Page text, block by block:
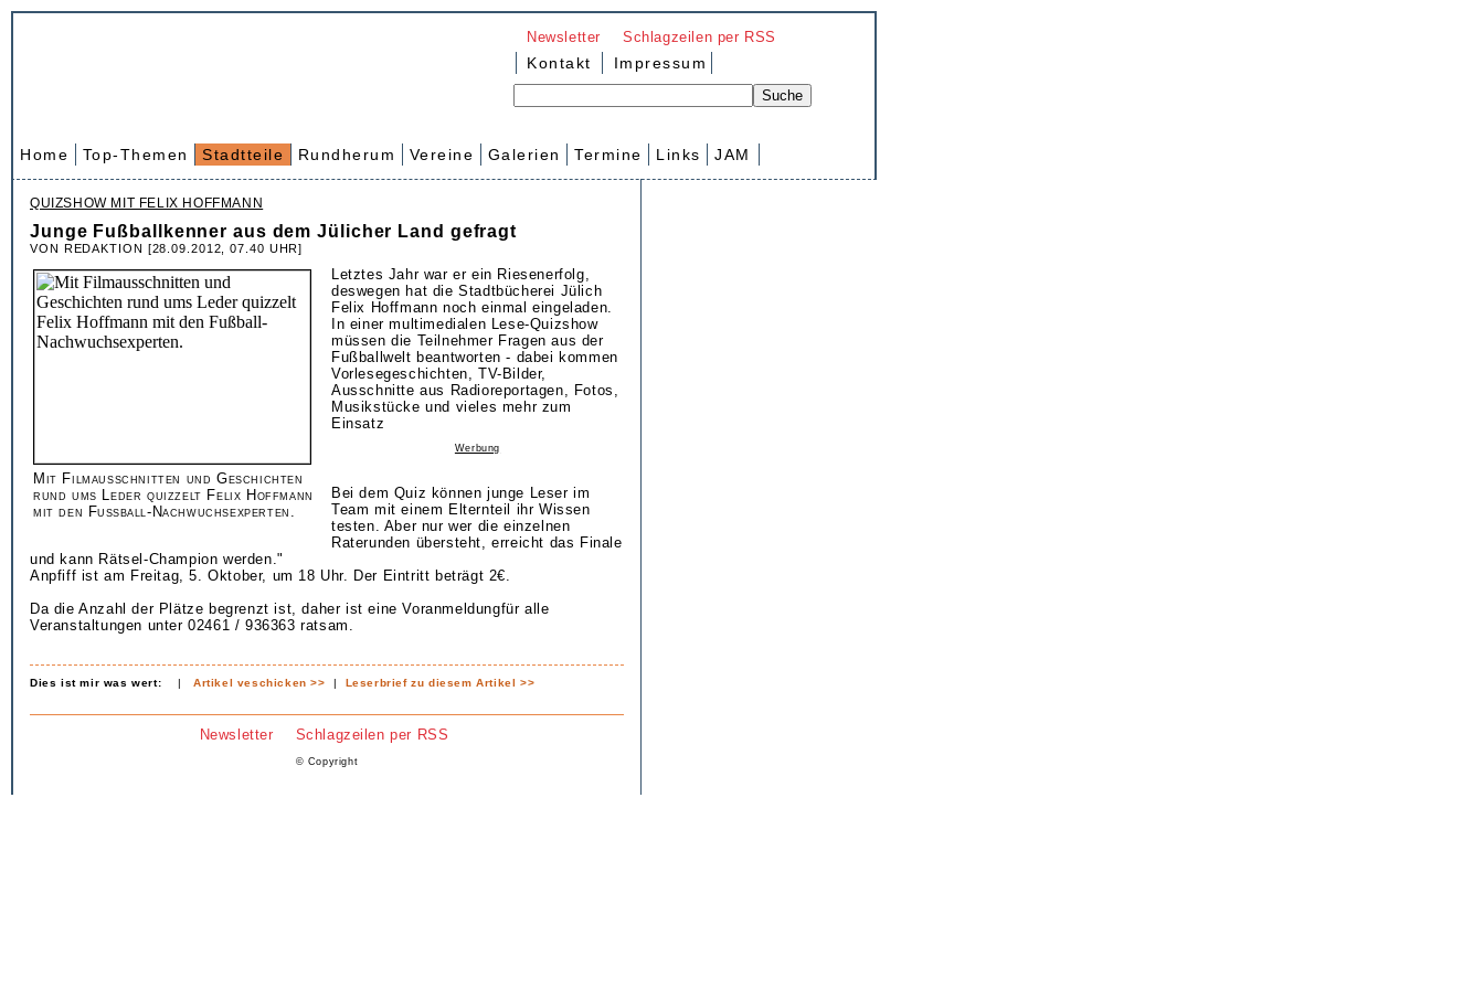
Newsletter Schlagzeilen per RSS
Kontakt Impressum
Home Top-Themen Stadtteile Rundherum Vereine Galerien Termine Links JAM
QUIZSHOW MIT FELIX HOFFMANN
Junge Fußballkenner aus dem Jülicher Land gefragt
VON REDAKTION [28.09.2012, 07.40 UHR]
Mit Filmausschnitten und Geschichten
rund ums Leder quizzelt Felix Hoffmann
mit den Fußball-Nachwuchsexperten.
Letztes Jahr war er ein Riesenerfolg,
deswegen hat die Stadtbücherei Jülich
Felix Hoffmann noch einmal eingeladen.
In einer multimedialen Lese-Quizshow
müssen die Teilnehmer Fragen aus der
Fußballwelt beantworten - dabei kommen
Vorlesegeschichten, TV-Bilder,
Ausschnitte aus Radioreportagen, Fotos,
Musikstücke und vieles mehr zum
Einsatz
Werbung
Bei dem Quiz können junge Leser im
Team mit einem Elternteil ihr Wissen
testen. Aber nur wer die einzelnen
Raterunden übersteht, erreicht das Finale
und kann Rätsel-Champion werden."
Anpfiff ist am Freitag, 5. Oktober, um 18 Uhr. Der Eintritt beträgt 2€.
Da die Anzahl der Plätze begrenzt ist, daher ist eine Voranmeldungfür alle
Veranstaltungen unter 02461 / 936363 ratsam.
Dies ist mir was wert: |Artikel veschicken >> | Leserbrief zu diesem Artikel >>
Newsletter Schlagzeilen per RSS
© Copyright